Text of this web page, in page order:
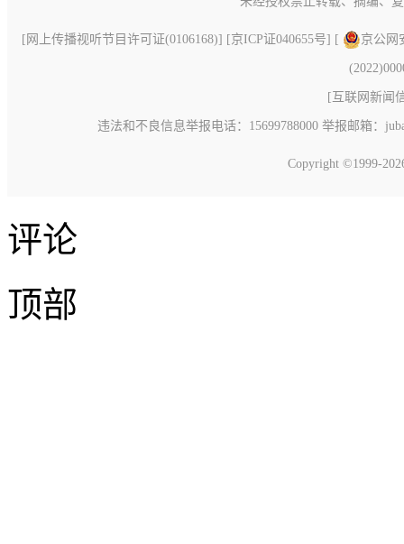
[ 网上传播视听节目许可证(0106168)] [京ICP证040655号] [ 京公网
[ 互联网新闻
违法和不良信息举报电话：15699788000 举报邮箱：
Copyright ©1999-
评论
顶部